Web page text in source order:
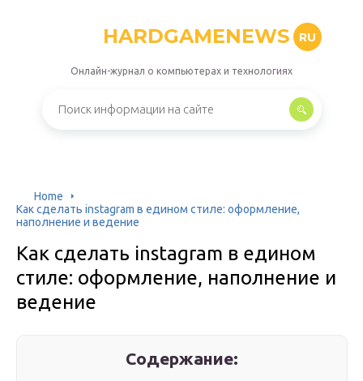
HARDGAMENEWS RU
Онлайн-журнал о компьютерах и технологиях
Home
Как сделать instagram в едином стиле: оформление,
наполнение и ведение
Как сделать instagram в едином
стиле: оформление, наполнение и
ведение
Содержание: